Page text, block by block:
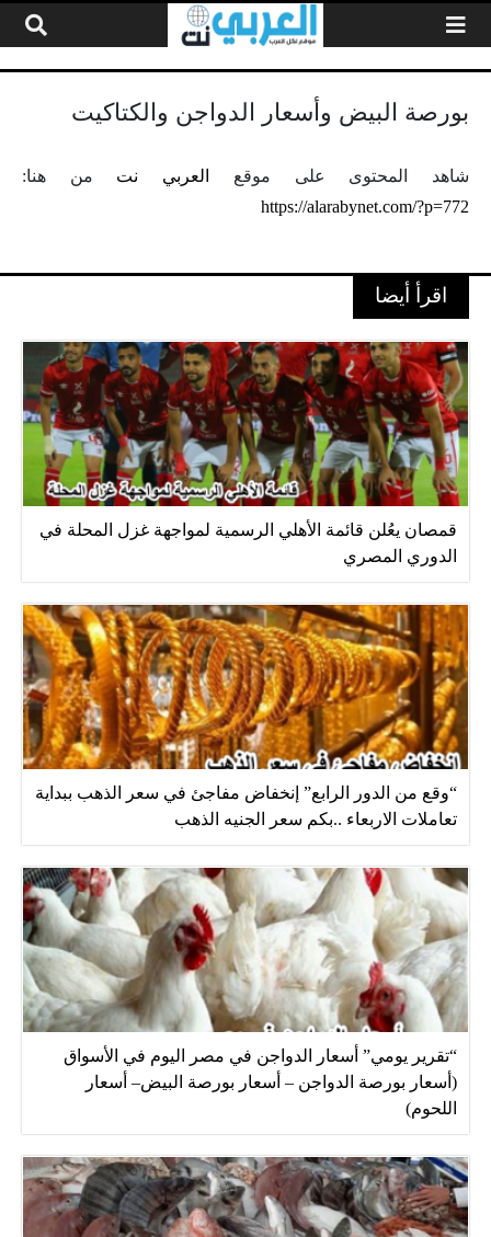
بورصة البيض وأسعار الدواجن والكتاكيت
شاهد المحتوى على موقع العربي نت من هنا:
https://alarabynet.com/?p=772
اقرأ أيضا
قمصان يعُلن قائمة الأهلي الرسمية لمواجهة غزل المحلة في
الدوري المصري
“وقع من الدور الرابع” إنخفاض مفاجئ في سعر الذهب ببداية
تعاملات الاربعاء ..بكم سعر الجنيه الذهب
“تقرير يومي” أسعار الدواجن في مصر اليوم في الأسواق
(أسعار بورصة الدواجن – أسعار بورصة البيض– أسعار
اللحوم)